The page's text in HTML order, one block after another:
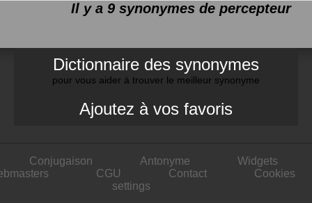
Il y a 9 synonymes de percepteur
Dictionnaire des synonymes
pour vous aider à trouver le meilleur synonyme
Ajoutez à vos favoris
Conjugaison Antonyme
Widgets
CGU Contact
Cookies
settings